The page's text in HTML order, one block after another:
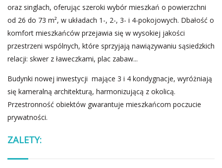
oraz singlach, oferując szeroki wybór mieszkań o powierzchni
od 26 do 73 m², w układach 1-, 2-, 3- i 4-pokojowych. Dbałość o
komfort mieszkańców przejawia się w wysokiej jakości
przestrzeni wspólnych, które sprzyjają nawiązywaniu sąsiedzkich
relacji: skwer z ławeczkami, plac zabaw...
Budynki nowej inwestycji mające 3 i 4 kondygnacje, wyróżniają
się kameralną architekturą, harmonizującą z okolicą.
Przestronność obiektów gwarantuje mieszkańcom poczucie
prywatności.
ZALETY: